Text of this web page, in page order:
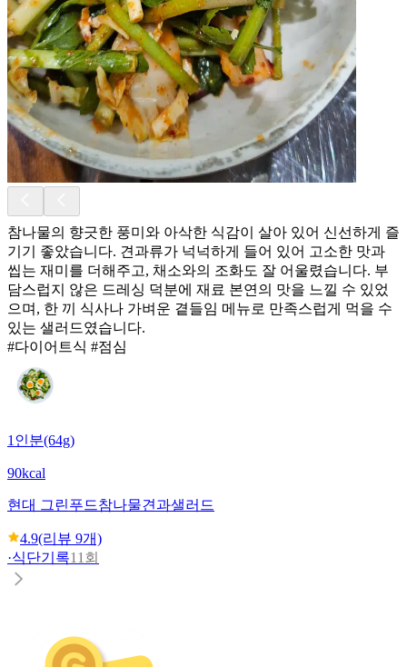
참나물의 향긋한 풍미와 아삭한 식감이 살아 있어 신선하게 즐
기기 좋았습니다. 견과류가 넉넉하게 들어 있어 고소한 맛과
씹는 재미를 더해주고, 채소와의 조화도 잘 어울렸습니다. 부
담스럽지 않은 드레싱 덕분에 재료 본연의 맛을 느낄 수 있었
으며, 한 끼 식사나 가벼운 곁들임 메뉴로 만족스럽게 먹을 수
있는 샐러드였습니다.
#다이어트식 #점심
1인분(64g)
90kcal
현대 그린푸드참나물견과샐러드
4.9(리뷰 9개)
·식단기록11회